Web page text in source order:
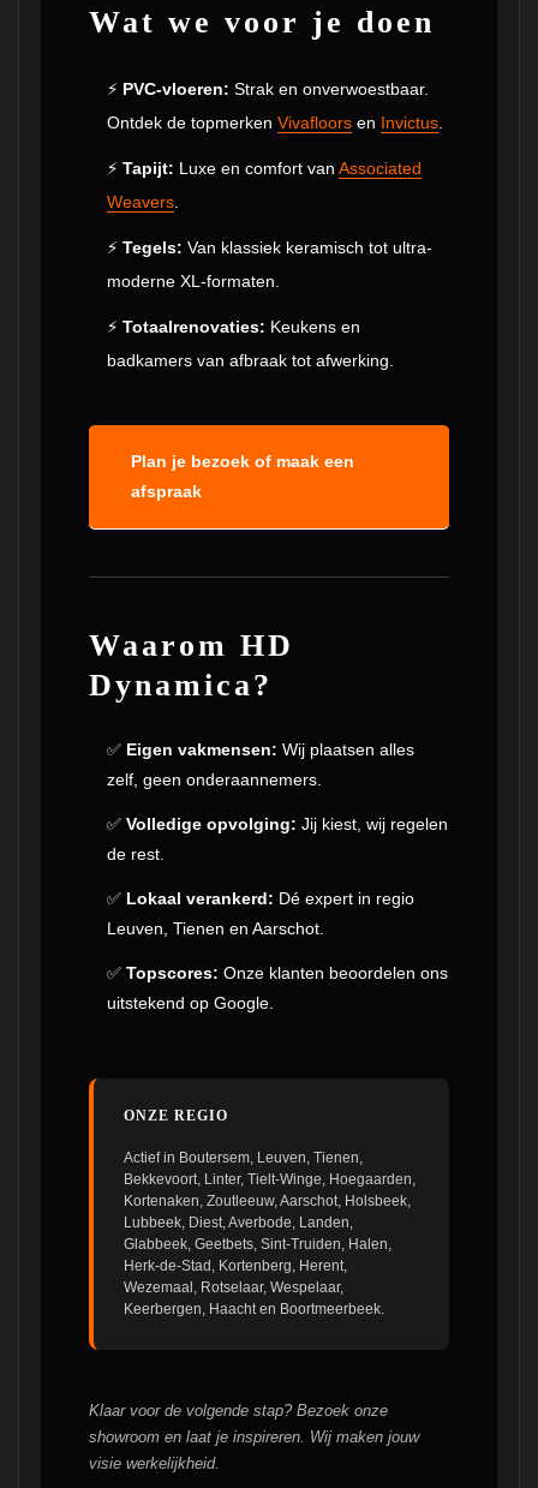
Wat we voor je doen
⚡ PVC-vloeren: Strak en onverwoestbaar.
Ontdek de topmerken Vivafloorsen Invictus.
⚡ Tapijt: Luxe en comfort van Associated
Weavers.
⚡ Tegels: Van klassiek keramisch tot ultra-
moderne XL-formaten.
⚡ Totaalrenovaties: Keukens en
badkamers van afbraak tot afwerking.
Plan je bezoek of maak een
afspraak
Waarom HD
Dynamica?
✅ Eigen vakmensen: Wij plaatsen alles
zelf, geen onderaannemers.
✅ Volledige opvolging: Jij kiest, wij regelen
de rest.
✅ Lokaal verankerd: Dé expert in regio
Leuven, Tienen en Aarschot.
✅ Topscores: Onze klanten beoordelen ons
uitstekend op Google.
ONZE REGIO
Actief in Boutersem, Leuven, Tienen,
Bekkevoort, Linter, Tielt-Winge, Hoegaarden,
Kortenaken, Zoutleeuw, Aarschot, Holsbeek,
Lubbeek, Diest, Averbode, Landen,
Glabbeek, Geetbets, Sint-Truiden, Halen,
Herk-de-Stad, Kortenberg, Herent,
Wezemaal, Rotselaar, Wespelaar,
Keerbergen, Haacht en Boortmeerbeek.
Klaar voor de volgende stap? Bezoek onze
showroom en laat je inspireren. Wij maken jouw
visie werkelijkheid.